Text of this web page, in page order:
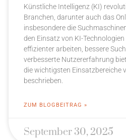
Künstliche Intelligenz (KI)
Branchen, darunter auch das
insbesondere die
den Einsatz von KI-
effizienter arbeiten, bessere
verbesserte Nutzererfahrung
die wichtigsten Einsatzbereiche
beschrieben.
ZUM BLOGBEITRAG »
September 30, 2025